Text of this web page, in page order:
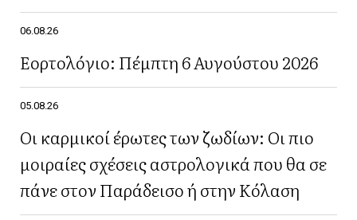
06.08.26
Εορτολόγιο: Πέμπτη 6 Αυγούστου 2026
05.08.26
Οι καρμικοί έρωτες των ζωδίων: Οι πιο
μοιραίες σχέσεις αστρολογικά που θα σε
πάνε στον Παράδεισο ή στην Κόλαση